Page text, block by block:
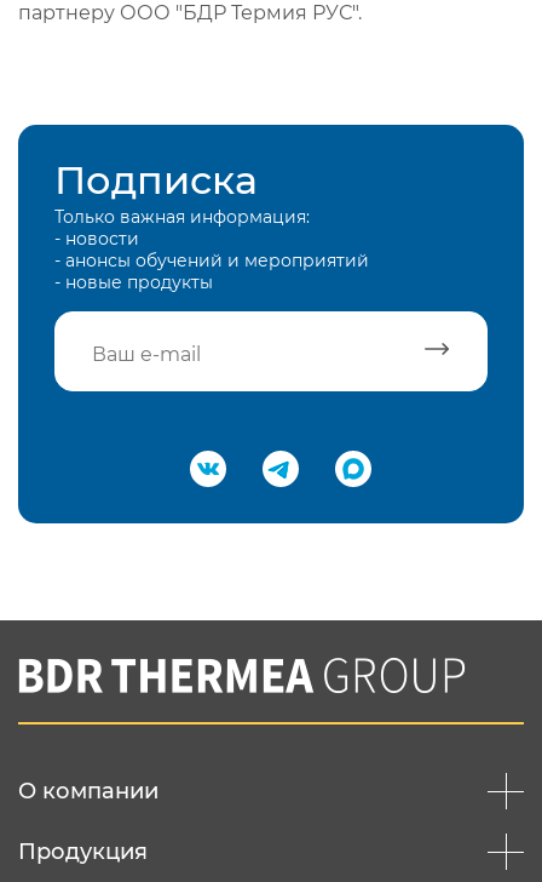
партнеру ООО "БДР Термия РУС".
Подписка
Только важная информация:
- новости
- анонсы обучений и мероприятий
- новые продукты
Подтвердить e-mail
Вы соглашаетесь с нашей политикой
конфеденциальности
О компании
Продукция